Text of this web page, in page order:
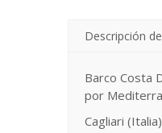
Descripción
Barco Costa
por
Cagliari